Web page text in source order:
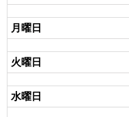
月曜日
火曜日
水曜日